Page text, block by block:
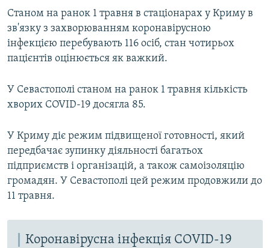
Станом на ранок 1 травня в стаціонарах у Криму в
зв'язку з захворюванням коронавірусною
інфекцією перебувають 116 осіб, стан чотирьох
пацієнтів оцінюється як важкий.
У Севастополі станом на ранок 1 травня кількість
хворих COVID-19 досягла 85.
У Криму діє режим підвищеної готовності, який
передбачає зупинку діяльності багатьох
підприємств і організацій, а також самоізоляцію
громадян. У Севастополі цей режим продовжили до
11 травня.
Коронавірусна інфекція COVID-19